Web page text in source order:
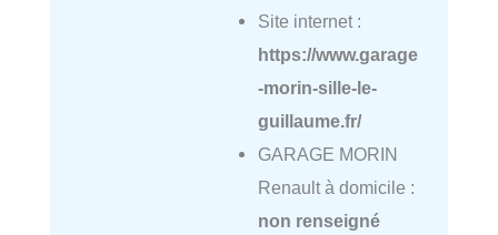
Site internet :
https://www.garage
-morin-sille-le-
guillaume.fr/
GARAGE MORIN
Renault à domicile :
non renseigné